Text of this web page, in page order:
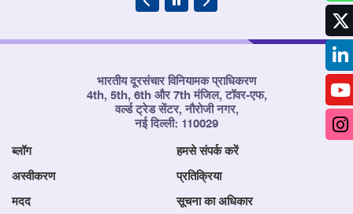
भारतीय दूरसंचार विनियामक प्राधिकरण
4th, 5th, 6th और 7th मंजिल, टॉवर-एफ,
वर्ल्ड ट्रेड सेंटर, नौरोजी नगर,
नई दिल्ली: 110029
ब्लॉग हमसे संपर्क करें
अस्वीकरण प्रतिक्रिया
मदद सूचना का अधिकार